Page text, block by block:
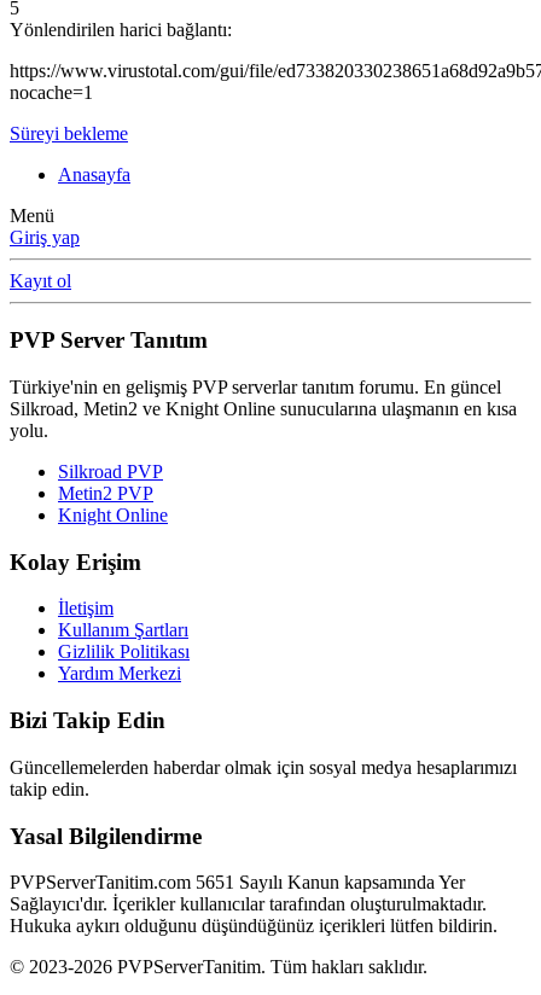
5
Yönlendirilen harici bağlantı:
https://www.virustotal.com/gui/file/
nocache=1
Süreyi bekleme
Anasayfa
Menü
Giriş yap
Kayıt ol
PVP Server Tanıtım
Türkiye'nin en gelişmiş PVP serverlar tanıtım forumu. En güncel
Silkroad, Metin2 ve Knight Online sunucularına ulaşmanın en kısa
yolu.
Silkroad PVP
Metin2 PVP
Knight Online
Kolay Erişim
İletişim
Kullanım Şartları
Gizlilik Politikası
Yardım Merkezi
Bizi Takip Edin
Güncellemelerden haberdar olmak için sosyal medya hesaplarımızı
takip edin.
Yasal Bilgilendirme
PVPServerTanitim.com 5651 Sayılı Kanun kapsamında Yer
Sağlayıcı'dır. İçerikler kullanıcılar tarafından oluşturulmaktadır.
Hukuka aykırı olduğunu düşündüğünüz içerikleri lütfen bildirin.
© 2023-2026 PVPServerTanitim. Tüm hakları saklıdır.